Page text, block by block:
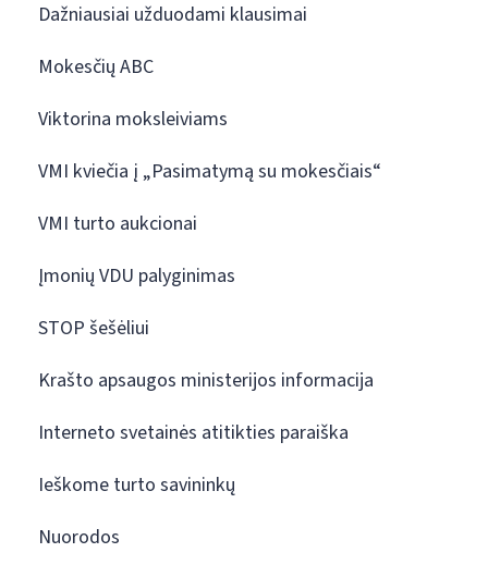
Dažniausiai užduodami klausimai
Mokesčių ABC
Viktorina moksleiviams
VMI kviečia į „Pasimatymą su mokesčiais“
VMI turto aukcionai
Įmonių VDU palyginimas
STOP šešėliui
Krašto apsaugos ministerijos informacija
Interneto svetainės atitikties paraiška
Ieškome turto savininkų
Nuorodos